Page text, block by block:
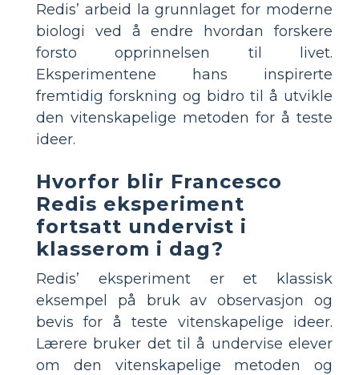
Redis’ arbeid la grunnlaget for moderne
biologi ved å endre hvordan forskere
forsto opprinnelsen til livet.
Eksperimentene hans inspirerte
fremtidig forskning og bidro til å utvikle
den vitenskapelige metoden for å teste
ideer.
Hvorfor blir Francesco
Redis eksperiment
fortsatt undervist i
klasserom i dag?
Redis’ eksperiment er et klassisk
eksempel på bruk av observasjon og
bevis for å teste vitenskapelige ideer.
Lærere bruker det til å undervise elever
om den vitenskapelige metoden og